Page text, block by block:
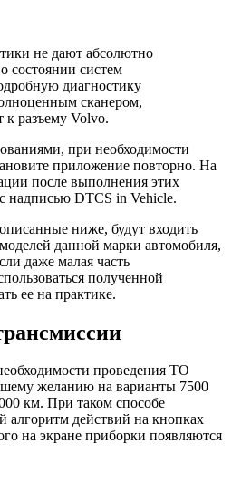
не дают абсолютно
состоянии систем
диагностику
сканером,
разъему Volvo.
при необходимости
приложение повторно. На
после выполнения этих
надписью DTCS in Vehicle.
ниже, будут входить
данной марки автомобиля,
даже малая часть
полученной
ее на практике.
проведения ТО
желанию на варианты 7500
км. При таком способе
алгоритм действий на кнопках
на экране приборки появляются